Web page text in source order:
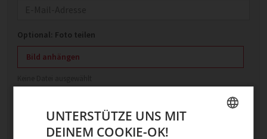
Optional: Foto teilen
Bild anhängen
UNTERSTÜTZE UNS MIT
DEINEM COOKIE-OK!